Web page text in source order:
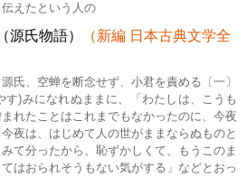
伝えたという人の
源氏物語）
（新編 日本古典文学全
源氏、空蝉を断念せず、小君を責める〔一〕
す)みになれぬままに、「わたしは、こうも
まれたことはこれまでもなかったのに、今夜
今夜は、はじめて人の世がままならぬものと
て分ったから、恥ずかしくて、もうこのま
てはおられそうもない気がする」などとおっ